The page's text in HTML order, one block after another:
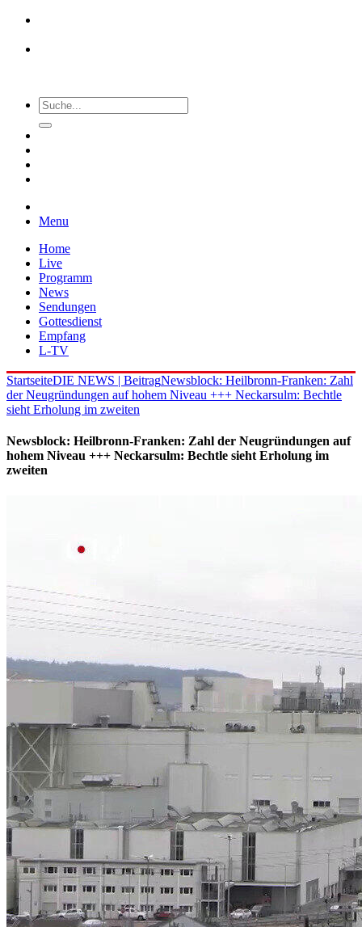
Menu
Home
Live
Programm
News
Sendungen
Gottesdienst
Empfang
L-TV
StartseiteDIE NEWS | BeitragNewsblock: Heilbronn-Franken: Zahl
der Neugründungen auf hohem Niveau +++ Neckarsulm: Bechtle
sieht Erholung im zweiten
Newsblock: Heilbronn-Franken: Zahl der Neugründungen auf
hohem Niveau +++ Neckarsulm: Bechtle sieht Erholung im
zweiten